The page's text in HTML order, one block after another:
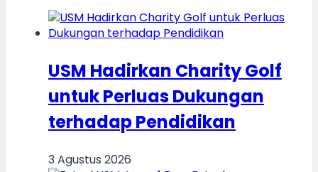
USM Hadirkan Charity Golf
untuk Perluas Dukungan
terhadap Pendidikan
3 Agustus 2026